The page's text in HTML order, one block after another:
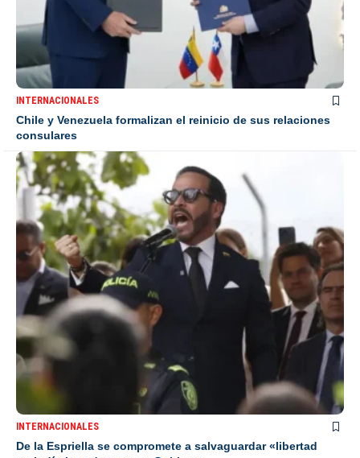
INTERNACIONALES
Chile y Venezuela formalizan el reinicio de sus relaciones
consulares
INTERNACIONALES
De la Espriella se compromete a salvaguardar «libertad